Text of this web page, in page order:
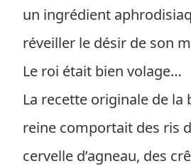
un ingrédient
réveiller le désir de son
Le roi était bien volage…
La recette originale de la
reine comportait des ris
cervelle d’agneau, des